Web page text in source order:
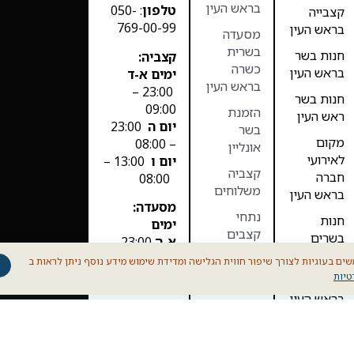
קצבייה
בראש העין
חנות בשר
בראש העין
חנות בשר
ראש העין
מקום
לאירועי
חברה
בראש העין
חנות
בשרים
בראש העין
מסעדה
בראש העין
בראש העין
מסעדה
בשרית
כשרה
בראש העין
הזמנת
בשר
אונליין
קצביה
משלוחים
נתחי
קצבים
בשר בקר
טלפון : 050-
769-00-99
קצביה:
ימים א-ד
23:00 –
09:00
יום ה 23:00
– 08:00
יום ו
13:00 –
מסעדה:
ימים
א-ה
23:00 –
11:00
בעוגיות לצורך שיפור חווית הגלישה ומדידת שימוש מידע נוסף ניתן לראות ב